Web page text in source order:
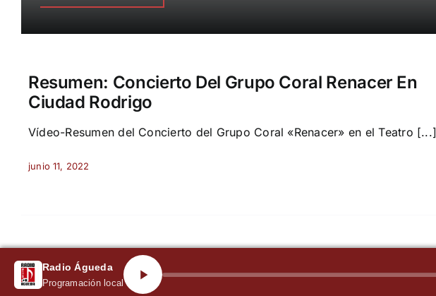
Resumen: Concierto Del Grupo Coral Renacer En
Ciudad Rodrigo
Vídeo-Resumen del Concierto del Grupo Coral «Renacer» en el Teatro [...]
junio 11, 2022
Radio Águeda
Programación local